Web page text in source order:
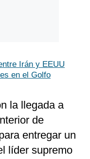
Irán y EEUU
en el Golfo
la llegada a
de
entregar un
líder supremo